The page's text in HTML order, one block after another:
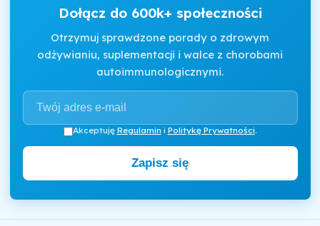
Dołącz do 600k+ społeczności
Otrzymuj sprawdzone porady o zdrowym
odżywianiu, suplementacji i walce z chorobami
autoimmunologicznymi.
Akceptuję Regulamin i Politykę Prywatności.
Zapisz się